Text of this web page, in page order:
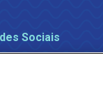
Sociais